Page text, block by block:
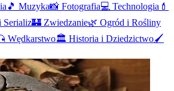
🎵 Muzyka📸 Fotografia💻 Technologia 💄
Serializ🏰 Zwiedzanie🌿 Ogród i Rośliny
Wędkarstwo🏛️ Historia i Dziedzictwo🖌️